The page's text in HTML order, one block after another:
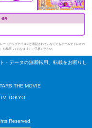
備考
ードアップアイコンが表記されていなくてもゲームでドレスの
を表示しております。ご了承ください。
・データの無断転用、転載をお断りし
THE MOVIE
TOKYO
Reserved.